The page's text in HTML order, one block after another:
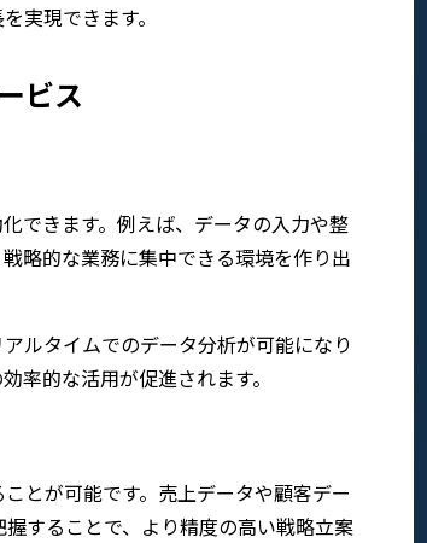
実現できます。
ビス
できます。例えば、データの入力や整
略的な業務に集中できる環境を作り出
ルタイムでのデータ分析が可能になり
率的な活用が促進されます。
とが可能です。売上データや顧客デー
することで、より精度の高い戦略立案